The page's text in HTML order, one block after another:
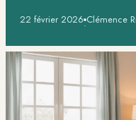
22 février 2026·Clémence